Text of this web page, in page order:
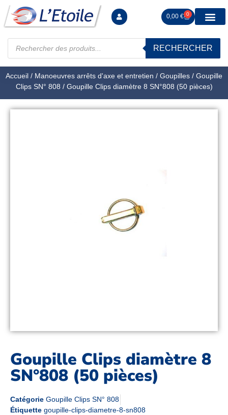
0,00 € 0
RECHERCHER
Accueil / Manoeuvres arrêts d'axe et entretien / Goupilles / Goupille
Clips SN° 808 / Goupille Clips diamètre 8 SN°808 (50 pièces)
Goupille Clips diamètre 8
SN°808 (50 pièces)
Catégorie Goupille Clips SN° 808
Étiquette goupille-clips-diametre-8-sn808